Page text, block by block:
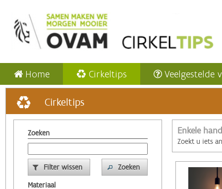
Home Cirkeltips Veelgestelde
Cirkeltips
Zoeken
Filter wissen
Zoeken
Materiaal
Enkele
Zoekt u iets